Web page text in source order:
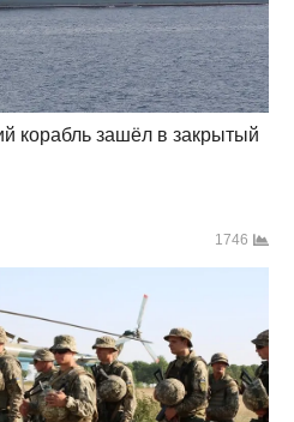
корабль зашёл в закрытый
1746